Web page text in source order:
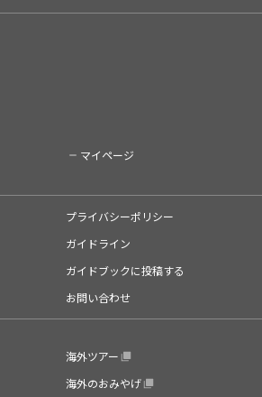
マイページ
プライバシーポリシー
ガイドライン
ガイドブックに投稿する
お問い合わせ
海外ツアー
海外のおみやげ